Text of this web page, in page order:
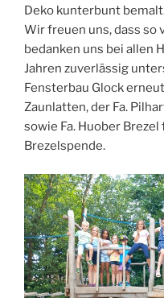
Deko kunterbunt
Wir freuen uns, dass so
bedanken uns bei allen
Jahren zuverlässig
Fensterbau Glock
Zaunlatten, der Fa.
sowie Fa. Huober
Brezelspende.